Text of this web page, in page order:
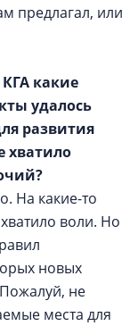
предлагал, или
какие
удалось
развития
хватило
На какие-то
воли. Но
новых
не
места для